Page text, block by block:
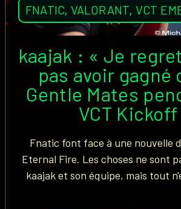
FNATIC, VALORANT, VCT
kaajak : « Je
pas avoir gagné
Gentle Mates
VCT Kickoff
Fnatic font face à une nouvelle
Eternal Fire. Les choses ne sont
kaajak et son équipe, mais tout